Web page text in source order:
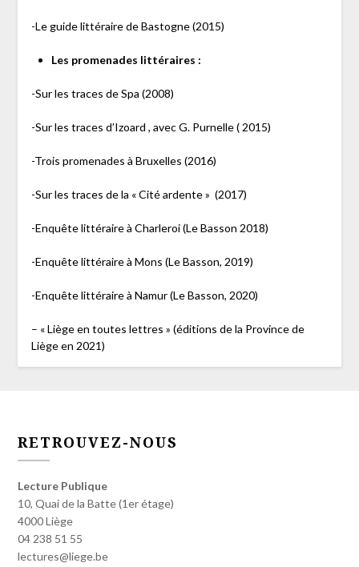
-Le guide littéraire de Bastogne (2015)
Les promenades littéraires :
-Sur les traces de Spa (2008)
-Sur les traces d’Izoard , avec G. Purnelle ( 2015)
-Trois promenades à Bruxelles (2016)
-Sur les traces de la « Cité ardente » (2017)
-Enquête littéraire à Charleroi (Le Basson 2018)
-Enquête littéraire à Mons (Le Basson, 2019)
-Enquête littéraire à Namur (Le Basson, 2020)
– « Liège en toutes lettres » (éditions de la Province de
Liège en 2021)
RETROUVEZ-NOUS
Lecture Publique
10, Quai de la Batte (1er étage)
4000 Liège
04 238 51 55
lectures@liege.be